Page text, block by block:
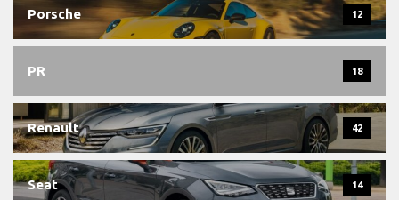
Porsche 12
PR 18
Renault 42
Seat 14